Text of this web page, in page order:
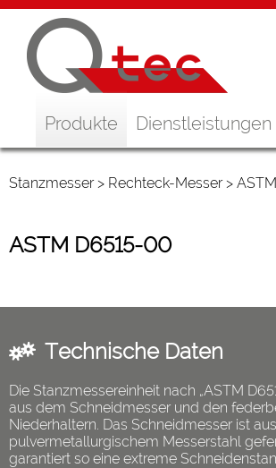
Produkte Dienstleistungen
Stanzmesser> Rechteck-Messer>
ASTM D6515-00
Technische Daten
Die Stanzmessereinheit nach „ASTM
aus dem Schneidmesser und den
Niederhaltern. Das Schneidmesser ist
pulvermetallurgischem Messerstahl
garantiert so eine extreme